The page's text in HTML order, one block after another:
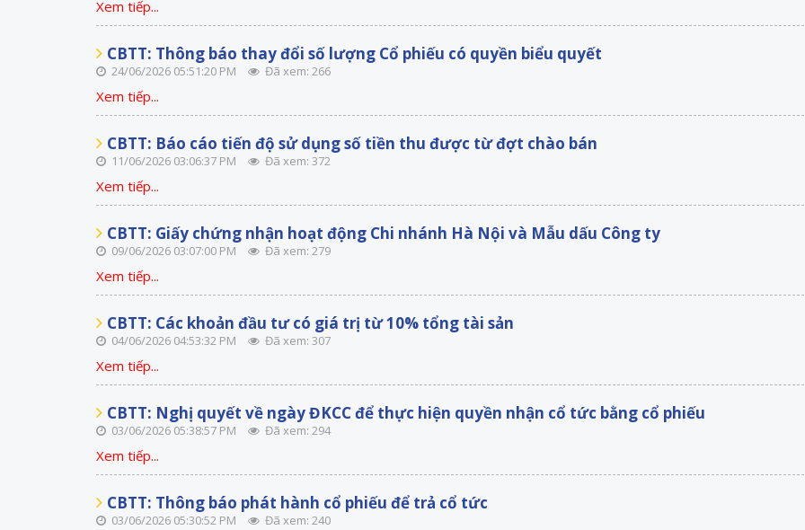
Xem tiếp...
CBTT: Thông báo thay đổi số lượng Cổ phiếu có quyền biểu quyết
24/06/2026 05:51:20 PM Đã xem: 266
Xem tiếp...
CBTT: Báo cáo tiến độ sử dụng số tiền thu được từ đợt chào bán
11/06/2026 03:06:37 PM Đã xem: 372
Xem tiếp...
CBTT: Giấy chứng nhận hoạt động Chi nhánh Hà Nội và Mẫu dấu Công ty
09/06/2026 03:07:00 PM Đã xem: 279
Xem tiếp...
CBTT: Các khoản đầu tư có giá trị từ 10% tổng tài sản
04/06/2026 04:53:32 PM Đã xem: 307
Xem tiếp...
CBTT: Nghị quyết về ngày ĐKCC để thực hiện quyền nhận cổ tức bằng cổ phiếu
03/06/2026 05:38:57 PM Đã xem: 294
Xem tiếp...
CBTT: Thông báo phát hành cổ phiếu để trả cổ tức
03/06/2026 05:30:52 PM Đã xem: 240